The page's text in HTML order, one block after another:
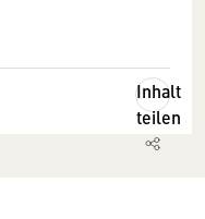
Inhalt
teilen